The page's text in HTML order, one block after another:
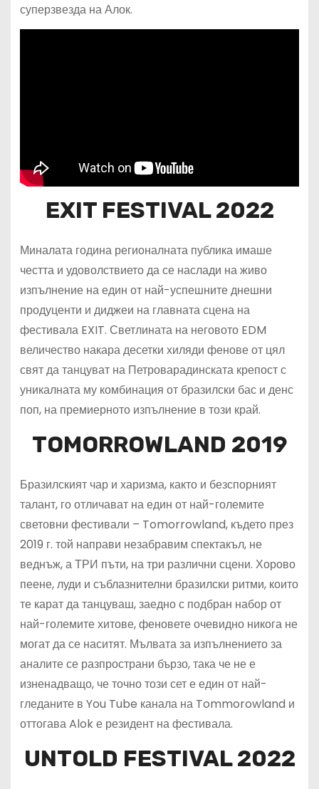
суперзвезда на Алок.
EXIT FESTIVAL 2022
Миналата година регионалната публика имаше
честта и удоволствието да се наслади на живо
изпълнение на един от най-успешните днешни
продуценти и диджеи на главната сцена на
фестивала EXIT. Светлината на неговото EDM
величество накара десетки хиляди фенове от цял
свят да танцуват на Петроварадинската крепост с
уникалната му комбинация от бразилски бас и денс
поп, на премиерното изпълнение в този край.
TOMORROWLAND 2019
Бразилският чар и харизма, както и безспорният
талант, го отличават на един от най-големите
световни фестивали – Tomorrowland, където през
2019 г. той направи незабравим спектакъл, не
веднъж, а ТРИ пъти, на три различни сцени. Хорово
пеене, луди и съблазнителни бразилски ритми, които
те карат да танцуваш, заедно с подбран набор от
най-големите хитове, феновете очевидно никога не
могат да се наситят. Мълвата за изпълнението за
аналите се разпространи бързо, така че не е
изненадващо, че точно този сет е един от най-
гледаните в You Tube канала на Tommorowland и
оттогава Alok е резидент на фестивала.
UNTOLD FESTIVAL 2022